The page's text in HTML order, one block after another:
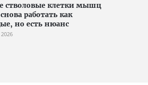
стволовые клетки мышц
работать как
но есть нюанс